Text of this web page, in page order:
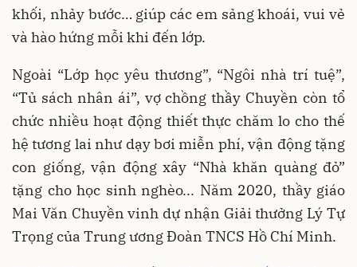
khối, nhảy bước… giúp các em sảng khoái, vui vẻ
và hào hứng mỗi khi đến lớp.
Ngoài “Lớp học yêu thương”, “Ngôi nhà trí tuệ”,
“Tủ sách nhân ái”, vợ chồng thầy Chuyền còn tổ
chức nhiều hoạt động thiết thực chăm lo cho thế
hệ tương lai như dạy bơi miễn phí, vận động tặng
con giống, vận động xây “Nhà khăn quàng đỏ”
tặng cho học sinh nghèo... Năm 2020, thầy giáo
Mai Văn Chuyền vinh dự nhận Giải thưởng Lý Tự
Trọng của Trung ương Đoàn TNCS Hồ Chí Minh.